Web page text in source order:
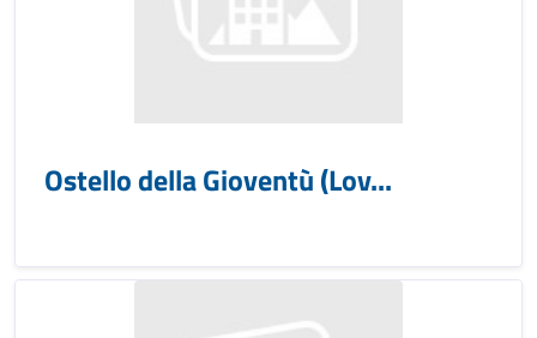
Ostello della Gioventù (Lov...